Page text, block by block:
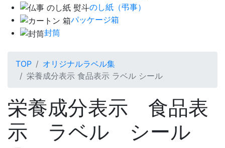
のし紙（弔事）
パッケージ箱
封筒
TOP
オリジナルラベル集
栄養成分表示 食品表示 ラベル シール
栄養成分表示 食品表
示 ラベル シール